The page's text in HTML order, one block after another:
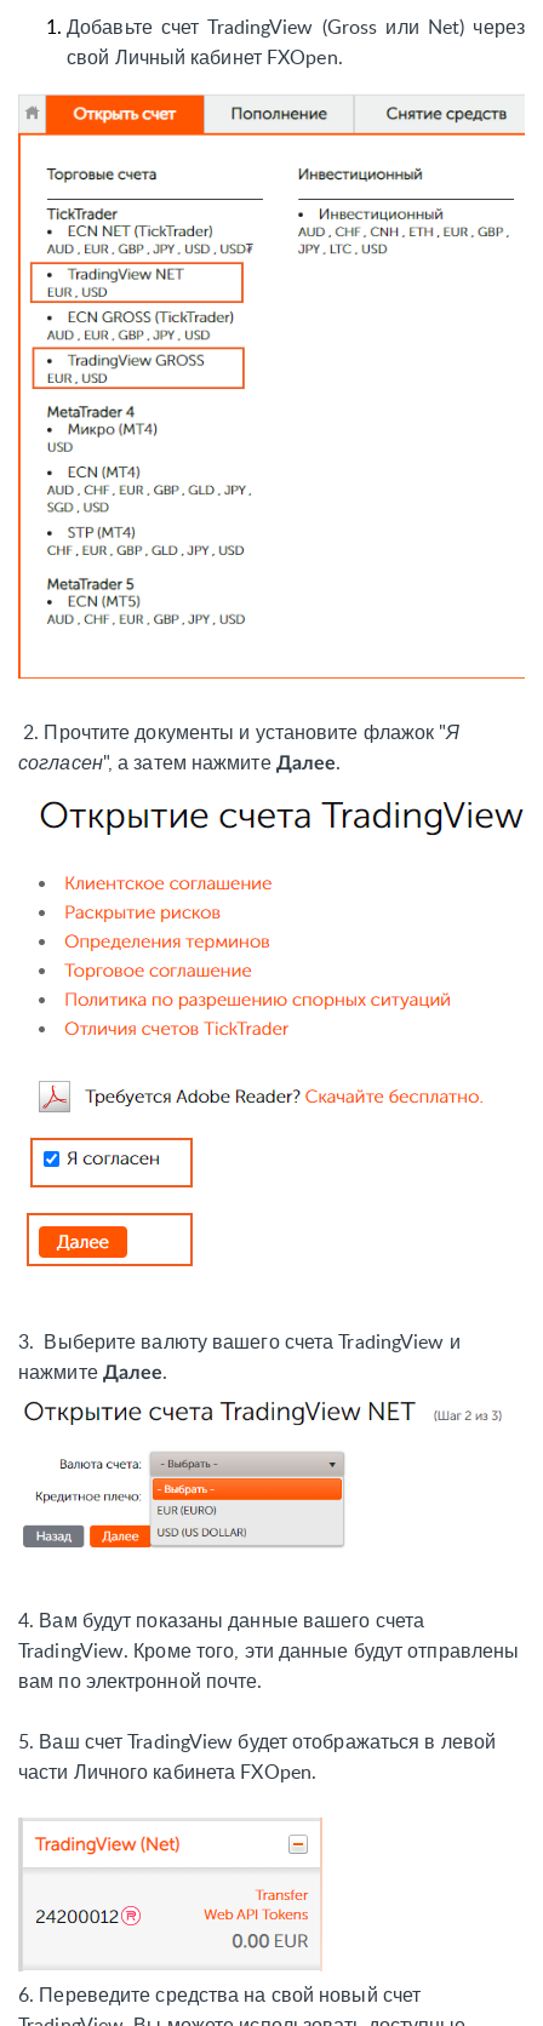
Добавьте счет TradingView (Gross или Net) через
свой Личный кабинет FXOpen.
2. Прочтите документы и установите флажок "Я
согласен", а затем нажмите Далее.
3. Выберите валюту вашего счета TradingView и
нажмитеДалее.
4. Вам будут показаны данные вашего счета
TradingView. Кроме того, эти данные будут отправлены
вам по электронной почте.
5. Ваш счет TradingView будет отображаться в левой
части Личного кабинета FXOpen.
6. Переведите средства на свой новый счет